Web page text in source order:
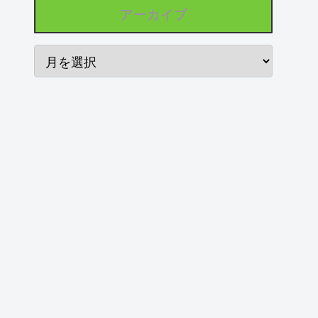
アーカイブ